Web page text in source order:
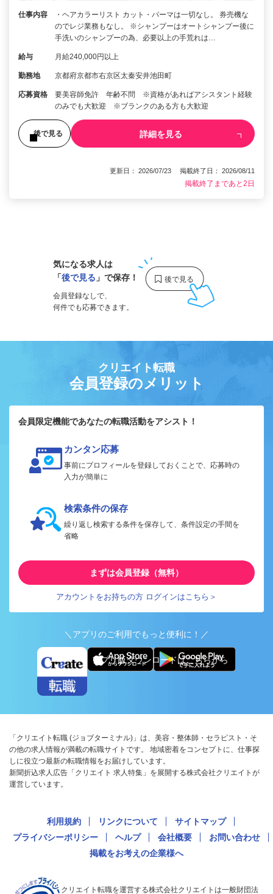
仕事内容
・ヘアカラーリスト カット・パーマは一切なし。 券売機な
のでレジ業務もなし。 ※シャンプーはオートシャンプー後に
手洗いのシャンプーの為、必要以上の手荒れは…
給与 月給240,000円以上
勤務地 京都府京都市右京区太秦安井池田町
応募資格
要美容師免許 年齢不問 ※資格があればアシスタント経験
のみでも大歓迎 ※ブランクのある方も大歓迎
後で見る 詳細を見る
更新日： 2026/07/23 掲載終了日： 2026/08/11
掲載終了まであと2日
気になる求人は
「後で見る 」で保存！
会員登録なしで、
何件でも応募できます。
クリエイト転職
会員登録のメリット
会員限定機能であなたの転職活動をアシスト！
カンタン応募
事前にプロフィールを登録しておくことで、応募時の
入力が簡単に
検索条件の保存
繰り返し検索する条件を保存して、条件設定の手間を
省略
まずは会員登録（無料）
アカウントをお持ちの方 ログインはこちら＞
＼アプリのご利用でもっと便利に！／
アプリ版ダウンロードはこちらから
「クリエイト転職 (ジョブターミナル)」は、美容・整体師・セラピスト・そ
の他の求人情報が満載の転職サイトです。 地域密着をコンセプトに、仕事探
しに役立つ最新の転職情報をお届けしています。
新聞折込求人広告「クリエイト 求人特集」を展開する株式会社クリエイトが
運営しています。
利用規約 リンクについて
サイトマップ
プライバシーポリシー
ヘルプ 会社概要
お問い合わせ
掲載をお考えの企業様へ
クリエイト転職を運営する株式会社クリエイトは一般財団法